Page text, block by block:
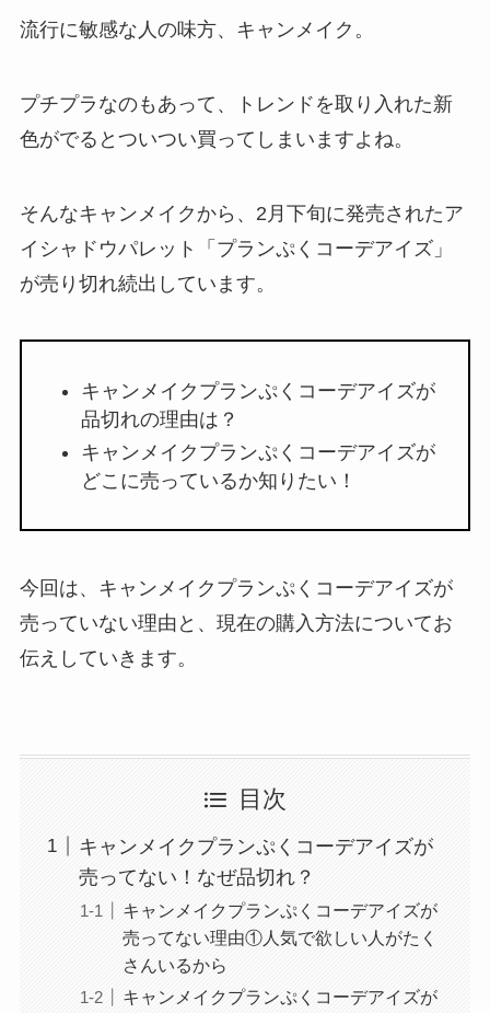
流行に敏感な人の味方、キャンメイク。
プチプラなのもあって、トレンドを取り入れた新
色がでるとついつい買ってしまいますよね。
そんなキャンメイクから、2月下旬に発売されたア
イシャドウパレット「プランぷくコーデアイズ」
が売り切れ続出しています。
キャンメイクプランぷくコーデアイズが
品切れの理由は？
キャンメイクプランぷくコーデアイズが
どこに売っているか知りたい！
今回は、キャンメイクプランぷくコーデアイズが
売っていない理由と、現在の購入方法についてお
伝えしていきます。
目次
キャンメイクプランぷくコーデアイズが
売ってない！なぜ品切れ？
キャンメイクプランぷくコーデアイズが
売ってない理由①人気で欲しい人がたく
さんいるから
キャンメイクプランぷくコーデアイズが